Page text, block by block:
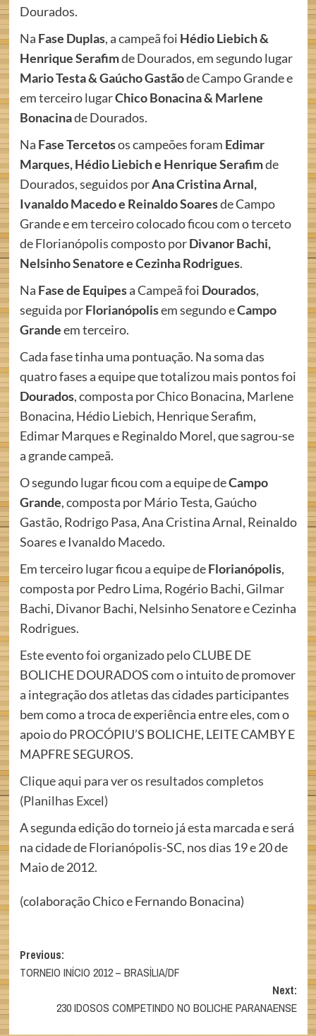
Dourados.
Na Fase Duplas, a campeã foi Hédio Liebich &
Henrique Serafimde Dourados, em segundo lugar
Mario Testa & Gaúcho Gastãode Campo Grande e
em terceiro lugarChico Bonacina & Marlene
Bonacinade Dourados.
Na Fase Tercetosos campeões foram Edimar
Marques, Hédio Liebich e Henrique Serafimde
Dourados, seguidos porAna Cristina Arnal,
Ivanaldo Macedo e Reinaldo Soaresde Campo
Grande e em terceiro colocado ficou com o terceto
de Florianópolis composto porDivanor Bachi,
Nelsinho Senatore e Cezinha Rodrigues.
Na Fase de Equipesa Campeã foi Dourados,
seguida porFlorianópolisem segundo eCampo
Grandeem terceiro.
Cada fase tinha uma pontuação. Na soma das
quatro fases a equipe que totalizou mais pontos foi
Dourados, composta por Chico Bonacina, Marlene
Bonacina, Hédio Liebich, Henrique Serafim,
Edimar Marques e Reginaldo Morel, que sagrou-se
a grande campeã.
O segundo lugar ficou com a equipe deCampo
Grande, composta por Mário Testa, Gaúcho
Gastão, Rodrigo Pasa, Ana Cristina Arnal, Reinaldo
Soares e Ivanaldo Macedo.
Em terceiro lugar ficou a equipe deFlorianópolis,
composta por Pedro Lima, Rogério Bachi, Gilmar
Bachi, Divanor Bachi, Nelsinho Senatore e Cezinha
Rodrigues.
Este evento foi organizado pelo CLUBE DE
BOLICHE DOURADOS com o intuito de promover
a integração dos atletas das cidades participantes
bem como a troca de experiência entre eles, com o
apoio do PROCÓPIU’S BOLICHE, LEITE CAMBY E
MAPFRE SEGUROS.
Clique aqui para ver os resultados completos
(Planilhas Excel)
A segunda edição do torneio já esta marcada e será
na cidade de Florianópolis-SC, nos dias 19 e 20 de
Maio de 2012.
(colaboração Chico e Fernando Bonacina)
Post
navigation
Previous:
TORNEIO INÍCIO 2012 – BRASÍLIA/DF
Next:
230 IDOSOS COMPETINDO NO BOLICHE PARANAENSE